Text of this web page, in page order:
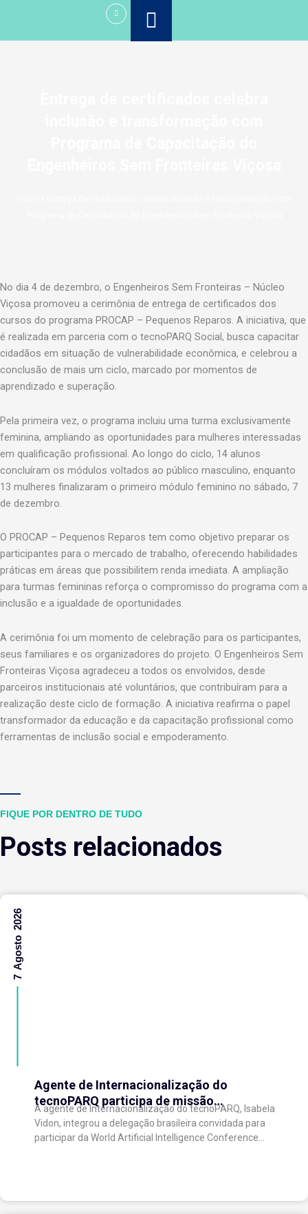
o
No dia 4 de dezembro, o Engenheiros Sem Fronteiras – Núcleo
Viçosa promoveu a cerimônia de entrega de certificados dos
cursos do programa PROCAP – Pequenos Reparos. A iniciativa, que
é realizada em parceria com o tecnoPARQ Social, busca capacitar
cidadãos em situação de vulnerabilidade econômica, e celebrou a
conclusão de mais um ciclo, marcado por momentos de
aprendizado e superação.
Pela primeira vez, o programa incluiu uma turma exclusivamente
feminina, ampliando as oportunidades para mulheres interessadas
em qualificação profissional. Ao longo do ciclo, 14 alunos
concluíram os módulos voltados ao público masculino, enquanto
13 mulheres finalizaram o primeiro módulo feminino no sábado, 7
de dezembro.
O PROCAP – Pequenos Reparos tem como objetivo preparar os
participantes para o mercado de trabalho, oferecendo habilidades
práticas em áreas que possibilitem renda imediata. A ampliação
para turmas femininas reforça o compromisso do programa com a
inclusão e a igualdade de oportunidades.
A cerimônia foi um momento de celebração para os participantes,
seus familiares e os organizadores do projeto. O Engenheiros Sem
Fronteiras Viçosa agradeceu a todos os envolvidos, desde
parceiros institucionais até voluntários, que contribuíram para a
realização deste ciclo de formação. A iniciativa reafirma o papel
transformador da educação e da capacitação profissional como
ferramentas de inclusão social e empoderamento.
FIQUE POR DENTRO DE TUDO
Posts relacionados
Agente de Internacionalização do
tecnoPARQ participa de missão
internacional na China e fortalece conexões
com o ecossistema de inovação
A agente de Internacionalização do tecnoPARQ, Isabela
Vidon, integrou a delegação brasileira convidada para
participar da World Artificial Intelligence Conference
7 Agosto 2026